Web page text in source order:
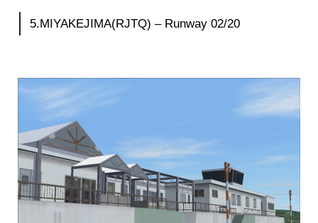
5.MIYAKEJIMA(RJTQ) – Runway 02/20